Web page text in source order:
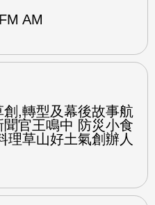
AM
,轉型及幕後故事航
官王鳴中 防災小食
理草山好土氣創辦人